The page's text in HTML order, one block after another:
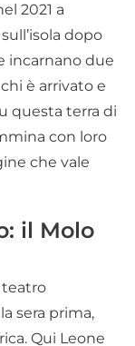
2021 a
dopo
incarnano due
è arrivato e
questa terra di
con loro
che vale
il Molo
teatro
sera prima,
Qui Leone